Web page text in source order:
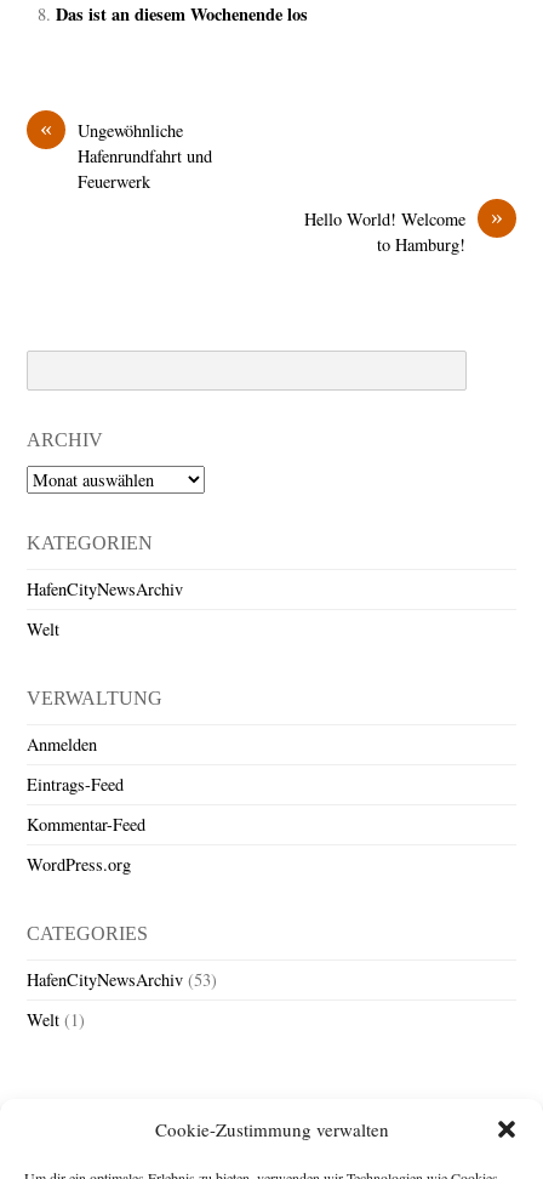
Cookie-Zustimmung verwalten
Das ist an diesem Wochenende los
«
Ungewöhnliche
Hafenrundfahrt und
Feuerwerk
»
Hello World! Welcome
to Hamburg!
ARCHIV
Archiv
KATEGORIEN
HafenCityNewsArchiv
Welt
VERWALTUNG
Anmelden
Eintrags-Feed
Kommentar-Feed
WordPress.org
CATEGORIES
HafenCityNewsArchiv (53)
Welt (1)